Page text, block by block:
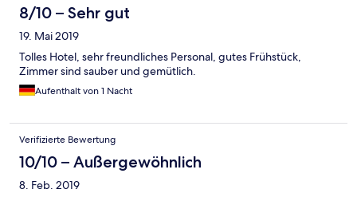
8/10 – Sehr gut
19. Mai 2019
Tolles Hotel, sehr freundliches Personal, gutes Frühstück,
Zimmer sind sauber und gemütlich.
Aufenthalt von 1 Nacht
Verifizierte Bewertung
10/10 – Außergewöhnlich
8. Feb. 2019